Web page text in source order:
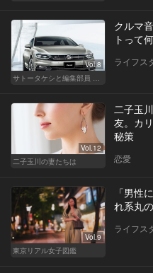
Vol.8
クルマ
トって
ライフス
Vol.12
二子玉川の妻たちは
二子玉
友。カ
秘策
恋愛
Vol.9
東京リアル女子図鑑
「男性
れ系丸
ライフス